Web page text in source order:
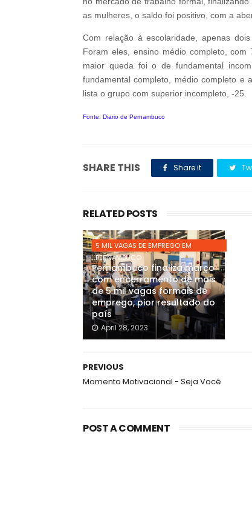
as mulheres, o saldo foi positivo, com a
Com relação à escolaridade, apenas
Foram eles, ensino médio completo,
maior queda foi o de fundamental
fundamental completo, médio completo e
lista o grupo com superior incompleto, -25.
Fonte: Diario de Pernambuco
SHARE THIS Share it
RELATED POSTS
5 MIL VAGAS DE EMPREGO EM
PERNAMBUCO
Pernambuco finaliza março
com encerramento de mais
de 5 mil vagas formais de
emprego, pior resultado do
país
April 28, 2023
PREVIOUS
Momento Motivacional - Seja Você
POST A COMMENT